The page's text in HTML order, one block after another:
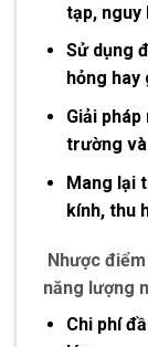
tạp, nguy
Sử dụng
hỏng
Giải
trường
Mang lại
kính, thu
Nhược
năng lượng
Chi phí